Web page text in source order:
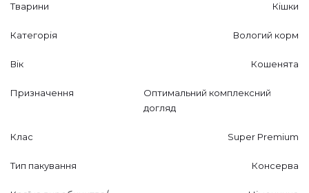
Тварини Кішки
Категорія Вологий корм
Вік Кошенята
Призначення
Оптимальний комплексний
догляд
Клас Super Premium
Тип пакування Консерва